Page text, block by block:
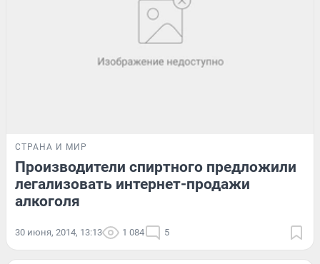
СТРАНА И МИР
Производители спиртного предложили
легализовать интернет-продажи
алкоголя
30 июня, 2014, 13:13 1 084 5